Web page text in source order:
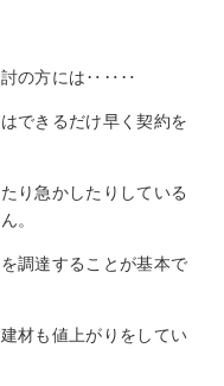
討の方には‥‥‥
できるだけ早く契約を
り急かしたりしている
。
調達することが基本で
材も値上がりをしてい